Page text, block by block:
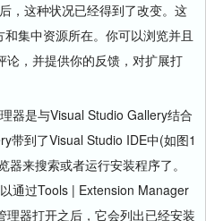
这种状况已经得到了改变。这
集中资源所在。你可以浏览并且
论，并提供你的反馈，对扩展打
是与Visual Studio Gallery结合
带到了Visual Studio IDE中(如图1
来搜索或者运行安装程序了。
通过Tools | Extension Manager
器打开之后，它会列出已经安装